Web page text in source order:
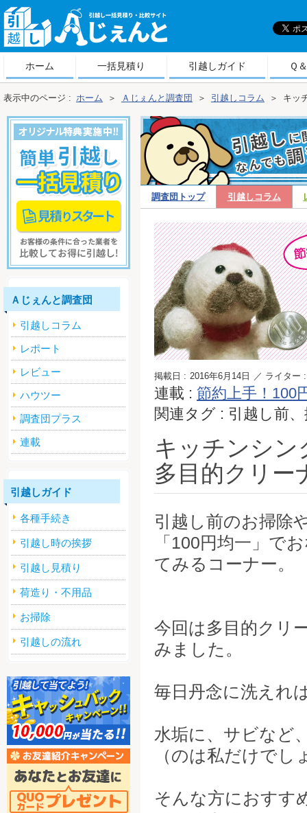
越しＡじぇんと
ホーム 一括見積り 引越しガイド Ｑ
表示中のページ : ホーム ＞ Ａじぇんと調査団 ＞ 引越しコラム ＞ キッ
調査団トップ 引越しコラム
掲載日 : 2016年6月14日 ／ ライター :
連載 : 節約上手！100
関連タグ : 引越し前
キッチンシン
多目的クリー
引越し前のお掃除
「100円均一」で
てみるコーナー。
今回は多目的クリ
みました。
毎日丹念に洗えれ
水垢に、サビなど
（のは私だけでし
そんな方におすす
Ａじぇんと調査団
引越しコラム
レポート
レビュー
ハウツー
調査団プラス
連載
引越しガイド
各種手続き
引越し時の挨拶
引越し見積り
荷造り・不用品
お掃除
引越しの流れ